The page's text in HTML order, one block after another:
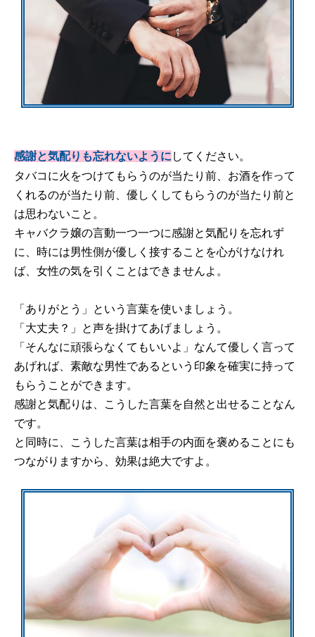
感謝と気配りも忘れないように してください。
タバコに火をつけてもらうのが当たり前、お酒を作って
くれるのが当たり前、優しくしてもらうのが当たり前と
は思わないこと。
キャバクラ嬢の言動一つ一つに感謝と気配りを忘れず
に、時には男性側が優しく接することを心がけなけれ
ば、女性の気を引くことはできませんよ。
「ありがとう」という言葉を使いましょう。
「大丈夫？」と声を掛けてあげましょう。
「そんなに頑張らなくてもいいよ」なんて優しく言って
あげれば、素敵な男性であるという印象を確実に持って
もらうことができます。
感謝と気配りは、こうした言葉を自然と出せることなん
です。
と同時に、こうした言葉は相手の内面を褒めることにも
つながりますから、効果は絶大ですよ。